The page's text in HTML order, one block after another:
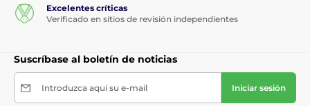
Excelentes críticas
Verificado en sitios de revisión independientes
Suscríbase al boletín de noticias
Introduzca aquí su e-mail Iniciar sesión